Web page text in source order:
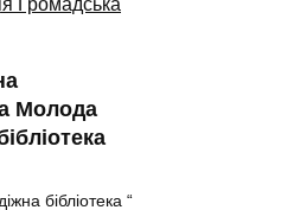
Молода
бібліотека “